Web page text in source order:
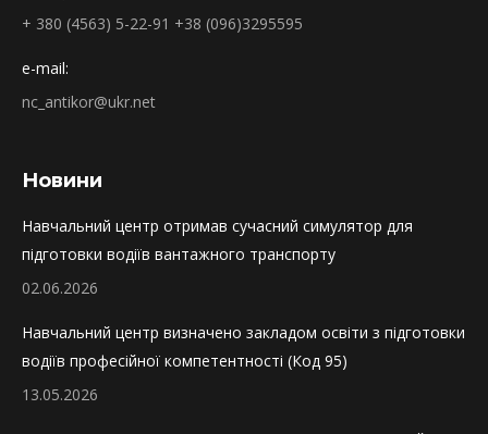
new
window
+ 380 (4563) 5-22-91 +38 (096)3295595
e-mail:
nc_antikor@ukr.net
Новини
Навчальний центр отримав сучасний симулятор для
підготовки водіїв вантажного транспорту
02.06.2026
Навчальний центр визначено закладом освіти з підготовки
водіїв професійної компетентності (Код 95)
13.05.2026